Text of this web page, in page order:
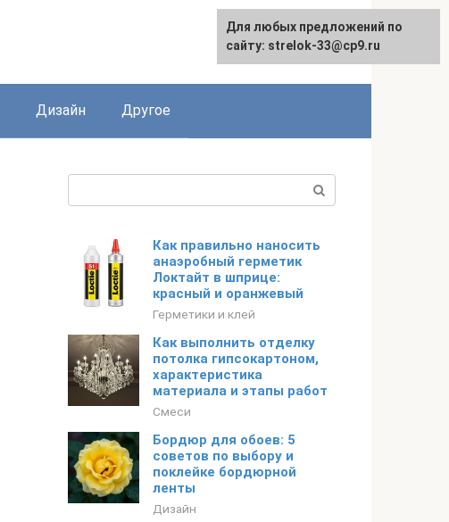
Дизайн Другое
Как правильно наносить
анаэробный герметик
Локтайт в шприце:
красный и оранжевый
Герметики и клей
Как выполнить отделку
потолка гипсокартоном,
характеристика
материала и этапы работ
Смеси
Бордюр для обоев: 5
советов по выбору и
поклейке бордюрной
ленты
Дизайн
Для любых предложений по
сайту: strelok-33@cp9.ru
Для любых предложений по
сайту: strelok-33@cp9.ru